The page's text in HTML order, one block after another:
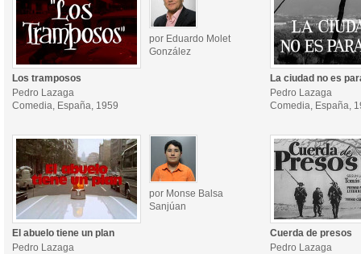
por Eduardo Molet
González
Los tramposos
Pedro Lazaga
Comedia, España, 1959
La ciudad no es
Pedro Lazaga
Comedia, España,
por Monse Balsa
Sanjúan
El abuelo tiene un plan
Pedro Lazaga
Cuerda de presos
Pedro Lazaga